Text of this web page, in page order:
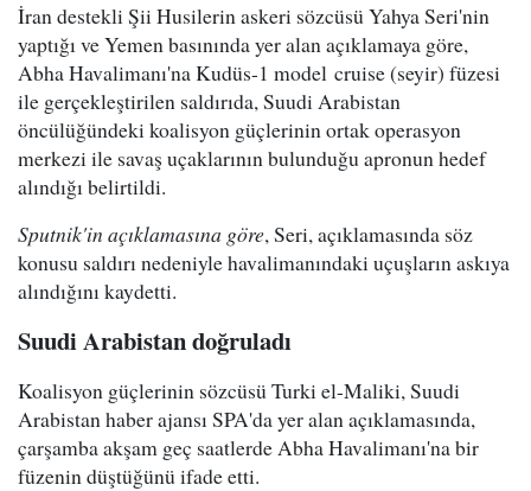
İran destekli Şii Husilerin askeri sözcüsü Yahya Seri'nin
yaptığı ve Yemen basınında yer alan açıklamaya göre,
Abha Havalimanı'na Kudüs-1 model cruise (seyir) füzesi
ile gerçekleştirilen saldırıda, Suudi Arabistan
öncülüğündeki koalisyon güçlerinin ortak operasyon
merkezi ile savaş uçaklarının bulunduğu apronun hedef
alındığı belirtildi.
Sputnik'in açıklamasına göre, Seri, açıklamasında söz
konusu saldırı nedeniyle havalimanındaki uçuşların askıya
alındığını kaydetti.
Suudi Arabistan doğruladı
Koalisyon güçlerinin sözcüsü Turki el-Maliki, Suudi
Arabistan haber ajansı SPA'da yer alan açıklamasında,
çarşamba akşam geç saatlerde Abha Havalimanı'na bir
füzenin düştüğünü ifade etti.